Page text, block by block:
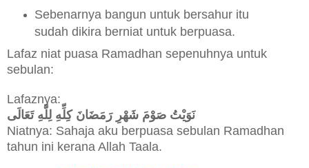
Sebenarnya bangun untuk bersahur itu
sudah dikira berniat untuk berpuasa.
Lafaz niat puasa Ramadhan sepenuhnya untuk
sebulan:
Lafaznya:
نَوَيْتُ صَوْمَ شَهْرِ رَمَضَانَ كِلِّهِ لِلَّهِ تَعَالَى
Niatnya: Sahaja aku berpuasa sebulan Ramadhan
tahun ini kerana Allah Taala.